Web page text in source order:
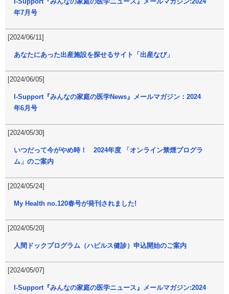
年7月号
[2024/06/11]
あなたにあった出産施設を探せるサイト「出産なび」
[2024/06/05]
I-Support『みんなの家庭の医学News』メールマガジン：2024
年6月号
[2024/05/30]
いつだって今がやめ時！ 2024年度 「オンライン禁煙プログラ
ム」のご案内
[2024/05/24]
My Health no.120春号が発刊されました!
[2024/05/20]
人間ドックプログラム（ハピルス健診）申込開始のご案内
[2024/05/07]
I-Support『みんなの家庭の医学ニュース』メールマガジン:2024